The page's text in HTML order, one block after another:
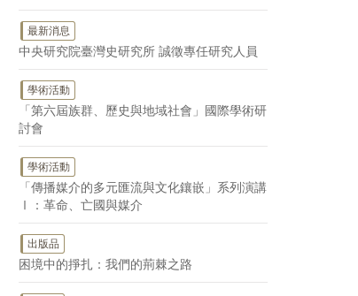
最新消息
中央研究院臺灣史研究所 誠徵專任研究人員
學術活動
「第六屆族群、歷史與地域社會」國際學術研
討會
學術活動
「傳播媒介的多元匯流與文化鑲嵌」系列演講
Ⅰ：革命、亡國與媒介
出版品
困境中的掙扎：我們的荊棘之路